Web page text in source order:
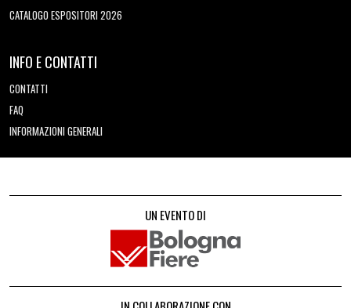
CATALOGO ESPOSITORI 2026
INFO E CONTATTI
CONTATTI
FAQ
INFORMAZIONI GENERALI
UN EVENTO DI